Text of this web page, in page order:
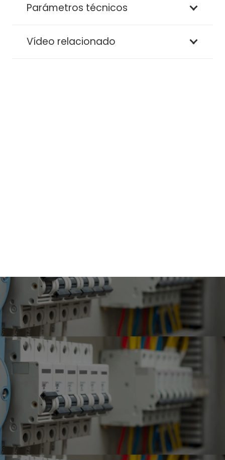
Parámetros técnicos
Vídeo relacionado